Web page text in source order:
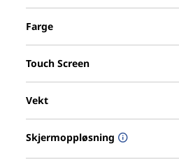
Farge
Touch Screen
Vekt
Skjermoppløsning